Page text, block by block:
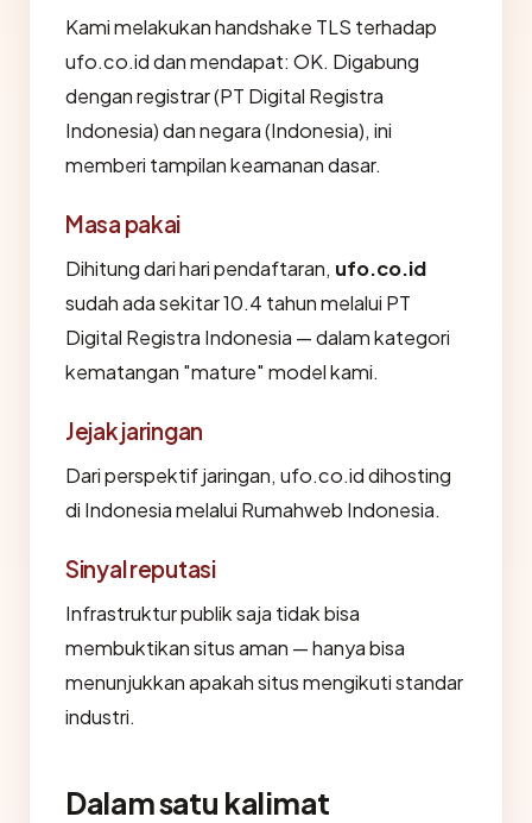
Kami melakukan handshake TLS terhadap
ufo.co.id dan mendapat: OK. Digabung
dengan registrar (PT Digital Registra
Indonesia) dan negara (Indonesia), ini
memberi tampilan keamanan dasar.
Masa pakai
Dihitung dari hari pendaftaran, ufo.co.id
sudah ada sekitar 10.4 tahun melalui PT
Digital Registra Indonesia — dalam kategori
kematangan "mature" model kami.
Jejak jaringan
Dari perspektif jaringan, ufo.co.id dihosting
di Indonesia melalui Rumahweb Indonesia.
Sinyal reputasi
Infrastruktur publik saja tidak bisa
membuktikan situs aman — hanya bisa
menunjukkan apakah situs mengikuti standar
industri.
Dalam satu kalimat